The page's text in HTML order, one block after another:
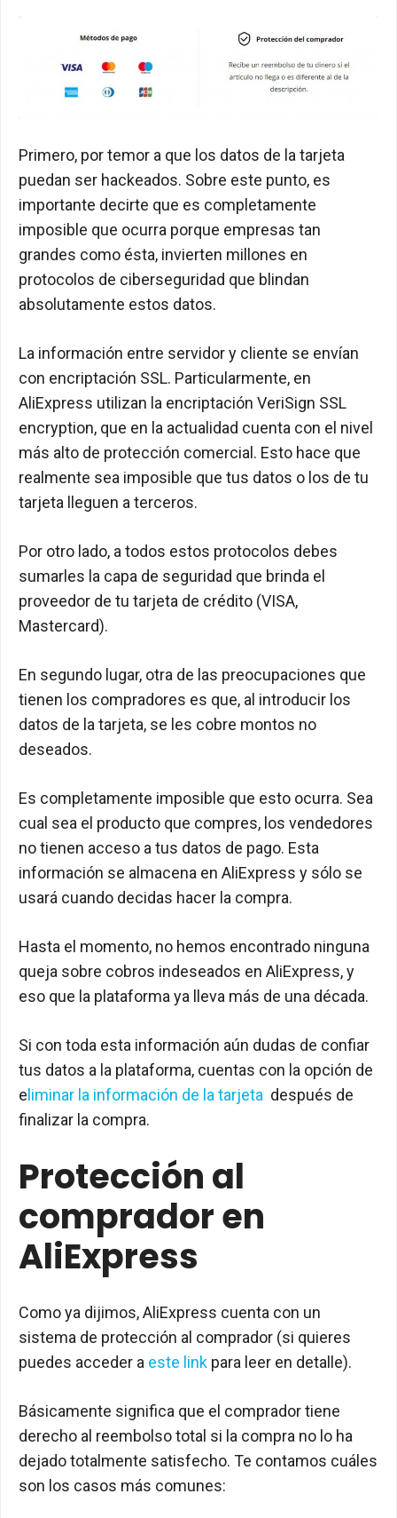
Primero, por temor a que los datos de la tarjeta
puedan ser hackeados. Sobre este punto, es
importante decirte que es completamente
imposible que ocurra porque empresas tan
grandes como ésta, invierten millones en
protocolos de ciberseguridad que blindan
absolutamente estos datos.
La información entre servidor y cliente se envían
con encriptación SSL. Particularmente, en
AliExpress utilizan la encriptación VeriSign SSL
encryption, que en la actualidad cuenta con el nivel
más alto de protección comercial. Esto hace que
realmente sea imposible que tus datos o los de tu
tarjeta lleguen a terceros.
Por otro lado, a todos estos protocolos debes
sumarles la capa de seguridad que brinda el
proveedor de tu tarjeta de crédito (VISA,
Mastercard).
En segundo lugar, otra de las preocupaciones que
tienen los compradores es que, al introducir los
datos de la tarjeta, se les cobre montos no
deseados.
Es completamente imposible que esto ocurra. Sea
cual sea el producto que compres, los vendedores
no tienen acceso a tus datos de pago. Esta
información se almacena en AliExpress y sólo se
usará cuando decidas hacer la compra.
Hasta el momento, no hemos encontrado ninguna
queja sobre cobros indeseados en AliExpress, y
eso que la plataforma ya lleva más de una década.
Si con toda esta información aún dudas de confiar
tus datos a la plataforma, cuentas con la opción de
e liminar la información de la tarjeta después de
finalizar la compra.
Protección al
comprador en
AliExpress
Como ya dijimos, AliExpress cuenta con un
sistema de protección al comprador (si quieres
puedes acceder a este link para leer en detalle).
Básicamente significa que el comprador tiene
derecho al reembolso total si la compra no lo ha
dejado totalmente satisfecho. Te contamos cuáles
son los casos más comunes: